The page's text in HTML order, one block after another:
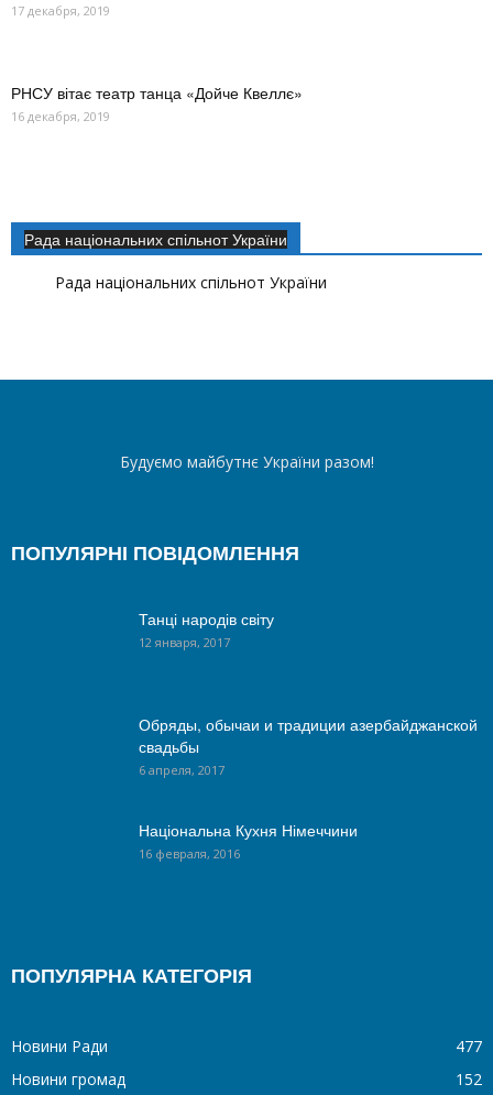
17 декабря, 2019
РНСУ вітає театр танца «Дойче Квеллє»
16 декабря, 2019
Рада національних спільнот України
Рада національних спільнот України
Будуємо майбутнє України разом!
ПОПУЛЯРНІ ПОВІДОМЛЕННЯ
Танці народів світу
12 января, 2017
Обряды, обычаи и традиции азербайджанской
свадьбы
6 апреля, 2017
Національна Кухня Німеччини
16 февраля, 2016
ПОПУЛЯРНА КАТЕГОРІЯ
Новини Ради
477
Новини громад
152